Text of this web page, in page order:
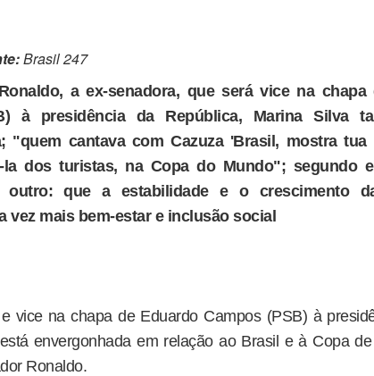
Brasil 247
a ex-senadora, que será vice na chapa
à presidência da República, Marina Silva
"quem cantava com Cazuza 'Brasil, mostra tua
la dos turistas, na Copa do Mundo"; segundo
outro: que a estabilidade e o crescimento
vez mais bem-estar e inclusão social
vice na chapa de Eduardo Campos (PSB) à
envergonhada em relação ao Brasil e à Copa
Ronaldo.